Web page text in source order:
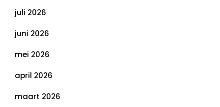
juli 2026
juni 2026
mei 2026
april 2026
maart 2026